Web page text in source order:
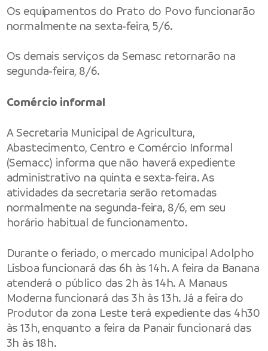
Os equipamentos do Prato do Povo funcionarão
normalmente na sexta-feira, 5/6.
Os demais serviços da Semasc retornarão na
segunda-feira, 8/6.
Comércio informal
A Secretaria Municipal de Agricultura,
Abastecimento, Centro e Comércio Informal
(Semacc) informa que não haverá expediente
administrativo na quinta e sexta-feira. As
atividades da secretaria serão retomadas
normalmente na segunda-feira, 8/6, em seu
horário habitual de funcionamento.
Durante o feriado, o mercado municipal Adolpho
Lisboa funcionará das 6h às 14h. A feira da Banana
atenderá o público das 2h às 14h. A Manaus
Moderna funcionará das 3h às 13h. Já a feira do
Produtor da zona Leste terá expediente das 4h30
às 13h, enquanto a feira da Panair funcionará das
3h às 18h.